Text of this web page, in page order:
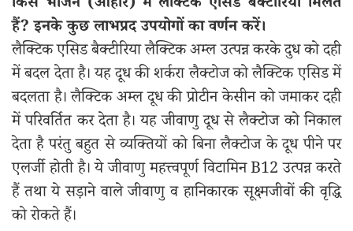
हैं? इनके कुछ लाभप्रद उपयोगों का वर्णन करें।
लैक्टिक एसिड बैक्टीरिया लैक्टिक अम्ल उत्पन्न करके दुध को दही
में बदल देता है। यह दूध की शर्करा लैक्टोज को लैक्टिक एसिड में
बदलता है। लैक्टिक अम्ल दूध की प्रोटीन केसीन को जमाकर दही
में परिवर्तित कर देता है। यह जीवाणु दूध से लैक्टोज को निकाल
देता है परंतु बहुत से व्यक्तियों को बिना लैक्टोज के दूध पीने पर
एलर्जी होती है। ये जीवाणु महत्त्वपूर्ण विटामिन B12 उत्पन्न करते
हैं तथा ये सड़ाने वाले जीवाणु व हानिकारक सूक्ष्मजीवों की वृद्धि
को रोकते हैं।